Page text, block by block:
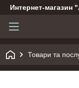
Интернет-
Товари та